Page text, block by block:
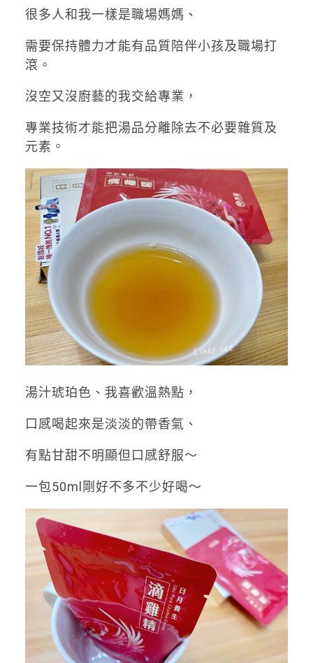
很多人和我一樣是職場媽媽、
需要保持體力才能有品質陪伴小孩及職場打
滾。
沒空又沒廚藝的我交給專業，
專業技術才能把湯品分離除去不必要雜質及
元素 。
湯汁琥珀色 、我喜歡溫熱點，
口感喝起來是淡淡的帶香氣、
有點甘甜不明顯但口感舒服～
一包50ml剛好不多不少好喝～